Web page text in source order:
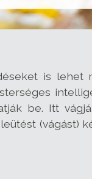
is lehet
be. Itt
(vágást)